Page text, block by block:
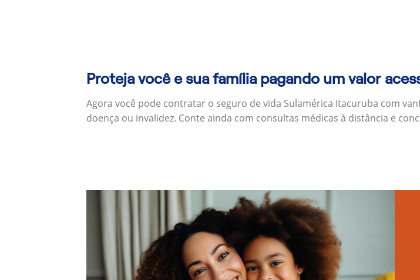
Proteja você e sua família pagando um valor
Agora você pode contratar o seguro de vida Sulamérica Itacuruba com
doença ou invalidez. Conte ainda com consultas médicas à distância e